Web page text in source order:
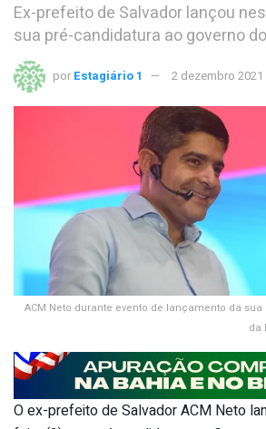
Ex-prefeito de Salvador lançou
sua pré-candidatura ao governo
por Estagiário 1 2 dezembro 2021
ACM Neto durante evento de lançamento da
da
O ex-prefeito de Salvador ACM Neto